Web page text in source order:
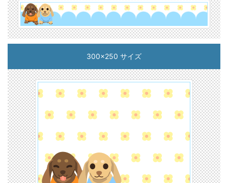
300x250 サイズ